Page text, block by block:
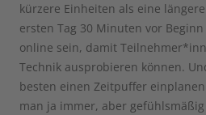
kürzere Einheiten als eine
ersten Tag 30 Minuten vor
online sein, damit
Technik ausprobieren können.
besten einen Zeitpuffer
man ja immer, aber